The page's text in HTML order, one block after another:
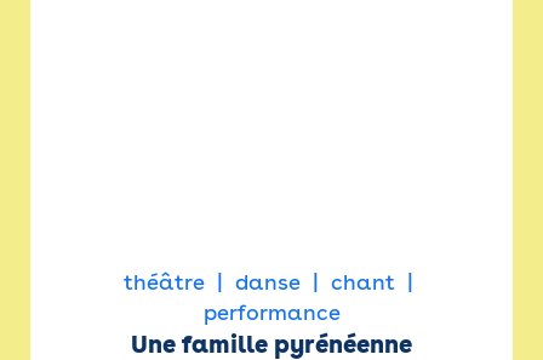
théâtre danse
chant
performance
Une famille pyrénéenne